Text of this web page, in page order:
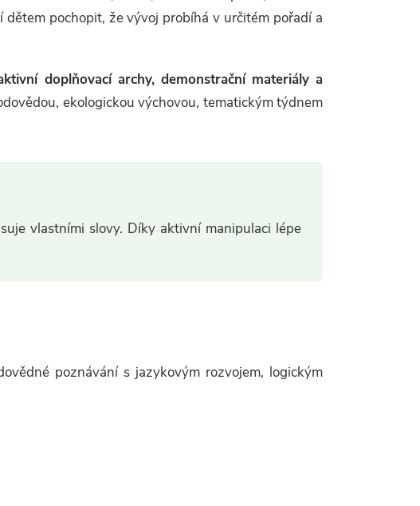
pochopit, že vývoj probíhá v určitém pořadí a
doplňovací archy, demonstrační materiály a
ekologickou výchovou, tematickým týdnem
vlastními slovy. Díky aktivní manipulaci lépe
poznávání s jazykovým rozvojem, logickým